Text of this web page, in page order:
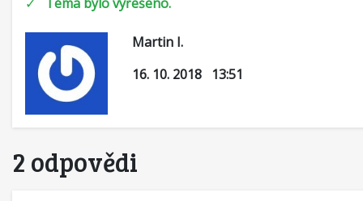
Martin I.
16. 10. 2018 13:51
2 odpovědi